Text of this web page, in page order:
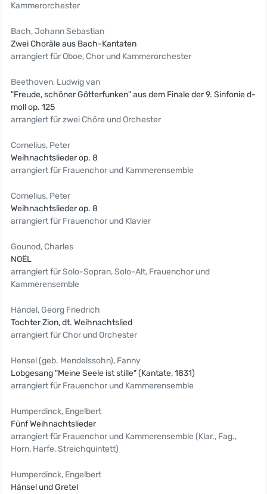
Kammerorchester
Bach, Johann Sebastian
Zwei Choräle aus Bach-Kantaten
arrangiert für Oboe, Chor und Kammerorchester
Beethoven, Ludwig van
"Freude, schöner Götterfunken" aus dem Finale der 9. Sinfonie d-
moll op. 125
arrangiert für zwei Chöre und Orchester
Cornelius, Peter
Weihnachtslieder op. 8
arrangiert für Frauenchor und Kammerensemble
Cornelius, Peter
Weihnachtslieder op. 8
arrangiert für Frauenchor und Klavier
Gounod, Charles
NOËL
arrangiert für Solo-Sopran, Solo-Alt, Frauenchor und
Kammerensemble
Händel, Georg Friedrich
Tochter Zion, dt. Weihnachtslied
arrangiert für Chor und Orchester
Hensel (geb. Mendelssohn), Fanny
Lobgesang "Meine Seele ist stille" (Kantate, 1831)
arrangiert für Frauenchor und Kammerensemble
Humperdinck, Engelbert
Fünf Weihnachtslieder
arrangiert für Frauenchor und Kammerensemble (Klar., Fag.,
Horn, Harfe, Streichquintett)
Humperdinck, Engelbert
Hänsel und Gretel